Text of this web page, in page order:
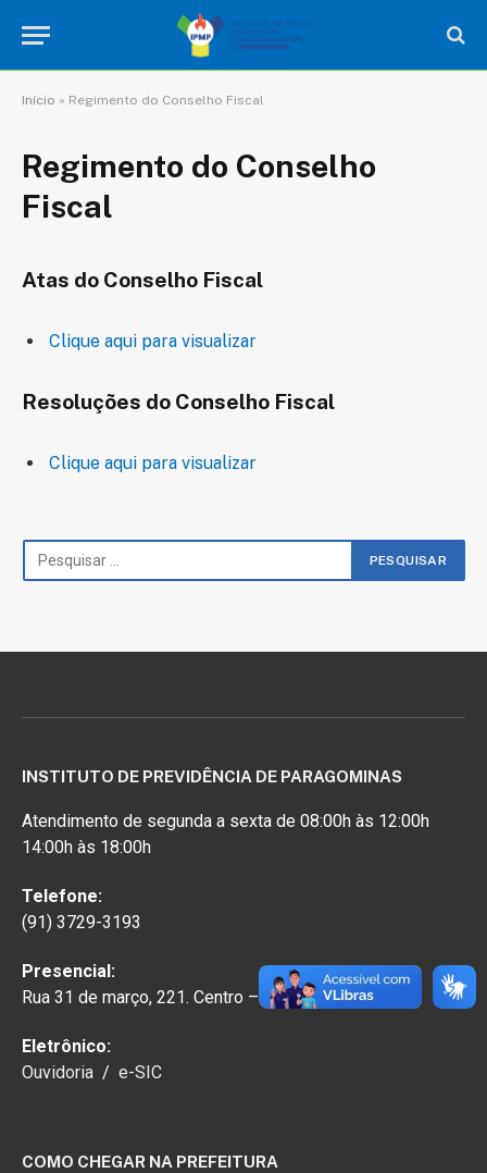
Início » Regimento do Conselho Fiscal
Regimento do Conselho
Fiscal
Atas do Conselho Fiscal
Clique aqui para visualizar
Resoluções do Conselho Fiscal
Clique aqui para visualizar
INSTITUTO DE PREVIDÊNCIA DE PARAGOMINAS
Atendimento de segunda a sexta de 08:00h às 12:00h
14:00h às 18:00h
Telefone:
(91) 3729-3193
Presencial:
Rua 31 de março, 221. Centro – Paragominas – PA
Eletrônico:
Ouvidoria / e-SIC
COMO CHEGAR NA PREFEITURA